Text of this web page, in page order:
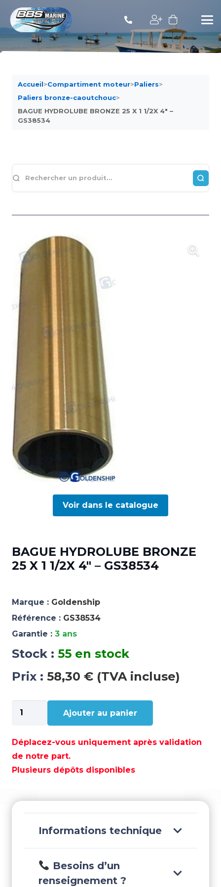
Accueil>Compartiment moteur>Paliers>
Paliers bronze-caoutchouc>
BAGUE HYDROLUBE BRONZE 25 X 1 1/2X 4″ –
GS38534
Voir dans le catalogue
BAGUE HYDROLUBE BRONZE
25 X 1 1/2X 4″ – GS38534
Marque : Goldenship
Référence : GS38534
Garantie : 3 ans
Stock : 55 en stock
Prix : 58,30 € (TVA incluse)
quantité
de
HYDROLUBE
BRONZE
25
1/2X
GS38534
Ajouter au panier
Déplacez-vous uniquement après validation
de notre part.
Plusieurs dépôts disponibles
Informations technique
Besoins d’un
renseignement ?